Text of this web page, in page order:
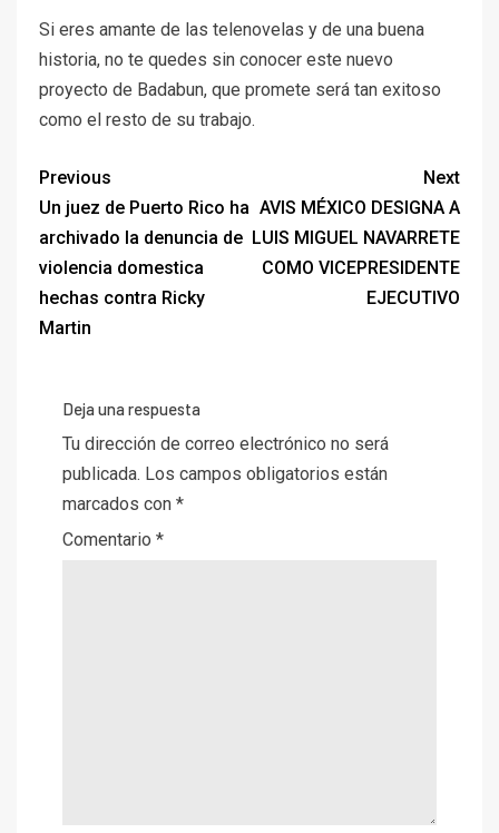
Si eres amante de las telenovelas y de una buena
historia, no te quedes sin conocer este nuevo
proyecto de Badabun, que promete será tan exitoso
como el resto de su trabajo.
Previous
Un juez de Puerto Rico ha
archivado la denuncia de
violencia domestica
hechas contra Ricky
Martin
Next
AVIS MÉXICO DESIGNA A
LUIS MIGUEL NAVARRETE
COMO VICEPRESIDENTE
EJECUTIVO
Deja una respuesta
Tu dirección de correo electrónico no será
publicada. Los campos obligatorios están
marcados con *
Comentario *